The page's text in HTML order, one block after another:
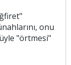
onu
"örtmesi"